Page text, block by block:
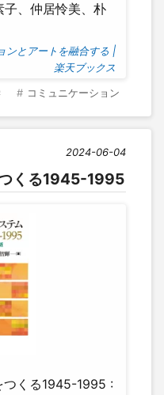
子、仲居怜美、朴
ンとアートを融合する |
楽天ブックス
コミュニケーション
2024-06-04
くる1945-1995
つくる1945-1995 :